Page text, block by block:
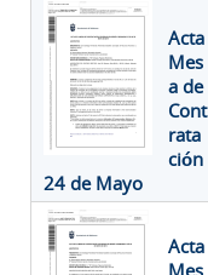
Acta
Mes
a de
Cont
rata
ción
24 de Mayo
Acta
Mes